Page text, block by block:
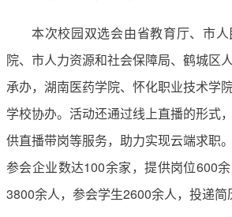
本次校园双选会由省教育厅、市
院、市人力资源和社会保障局、鹤城区
承办，湖南医药学院、怀化职业技术学
学校协办。活动还通过线上直播的形式
供直播带岗等服务，助力实现云端求职
参会企业数达100余家，提供岗位600
3800余人，参会学生2600余人，投递简